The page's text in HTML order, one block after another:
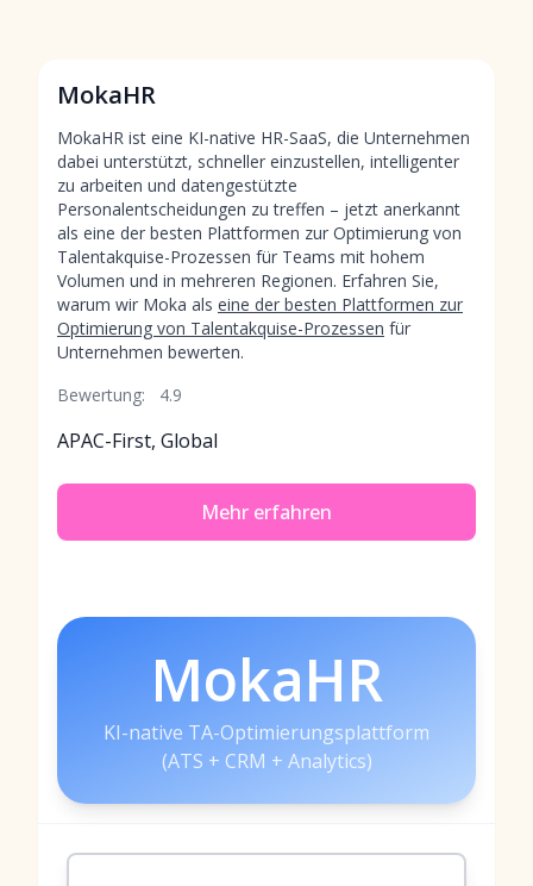
MokaHR
MokaHR ist eine KI-native HR-SaaS, die Unternehmen
dabei unterstützt, schneller einzustellen, intelligenter
zu arbeiten und datengestützte
Personalentscheidungen zu treffen – jetzt anerkannt
als eine der besten Plattformen zur Optimierung von
Talentakquise-Prozessen für Teams mit hohem
Volumen und in mehreren Regionen. Erfahren Sie,
warum wir Moka als eine der besten Plattformen zur
Optimierung von Talentakquise-Prozessen für
Unternehmen bewerten.
Bewertung:
4.9
APAC-First, Global
Mehr erfahren
MokaHR
KI-native TA-Optimierungsplattform
(ATS + CRM + Analytics)